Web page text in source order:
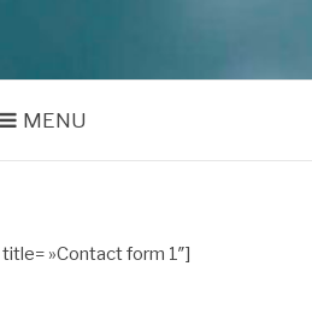
MENU
»Contact form 1″]